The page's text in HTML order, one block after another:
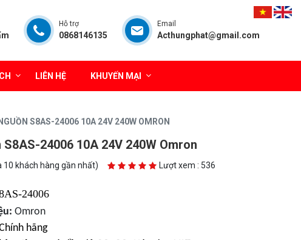
Hỗ trợ
0868146135
Email
Acthungphat@gmail.com
LIÊN HỆ KHUYẾN MẠI
S8AS-24006 10A 24V 240W OMRON
S8AS-24006 10A 24V 240W Omron
10 khách hàng gần nhất) Lượt xem : 536
24006
Omron
hãng